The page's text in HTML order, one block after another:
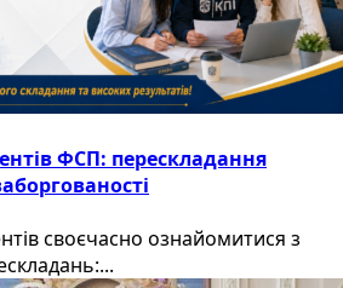
ФСП: перескладання
своєчасно ознайомитися з